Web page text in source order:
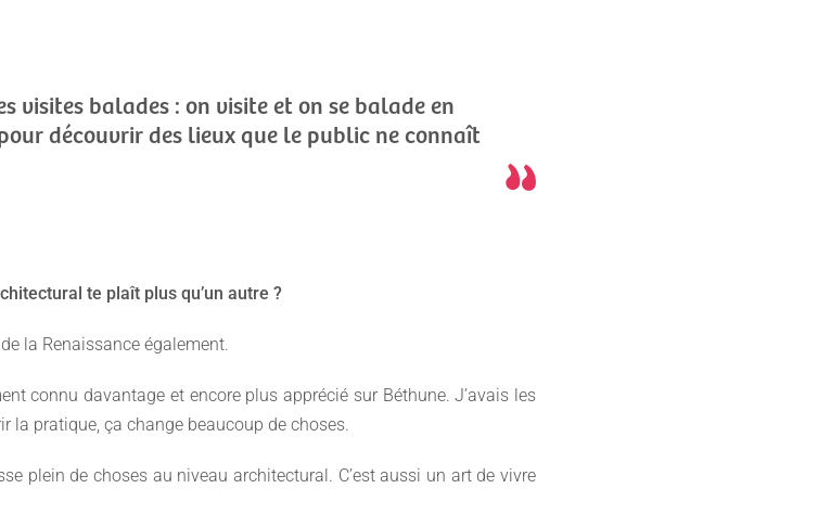
visites balades : on visite et on se balade en
découvrir des lieux que le public ne connaît
te plaît plus qu’un autre ?
la Renaissance également.
connu davantage et encore plus apprécié sur Béthune. J’avais les
la pratique, ça change beaucoup de choses.
plein de choses au niveau architectural. C’est aussi un art de vivre